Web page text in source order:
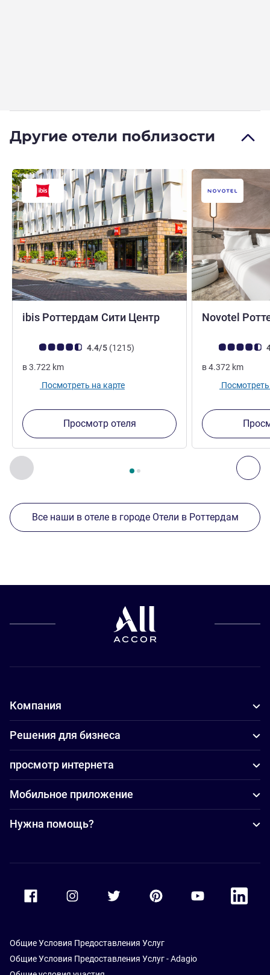
Другие отели поблизости
Назад - Другие отели поблизости
Страница , Другие отели поблизости 1 :, Другие
ibis Роттердам Сити Центр3 звезды
Примечание: отзывы клиентов (Рейтинг ALL)
4.4/5 (1215Отзывов
)
в3.722 km
Посмотреть на карте
Просмотр отеля
Novotel
Примечание:
в4.372 km
Посмотреть
Все наши в отеле в городе Отели в Роттердам
Компания
Решения для бизнеса
просмотр интернета
Мобильное приложение
Нужна помощь?
Accor Youtube
Accor
Общие Условия Предоставления Услуг
Общие Условия Предоставления Услуг - Adagio